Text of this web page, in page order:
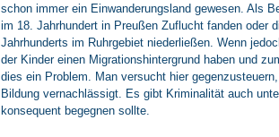
schon immer ein Einwanderungsland gewesen. Als
im 18. Jahrhundert in Preußen Zuflucht fanden oder
Jahrhunderts im Ruhrgebiet niederließen. Wenn
der Kinder einen Migrationshintergrund haben und
dies ein Problem. Man versucht hier
Bildung vernachlässigt. Es gibt Kriminalität auch
konsequent begegnen sollte.